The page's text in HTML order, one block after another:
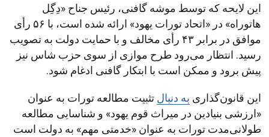
این لایحه که توسط موشه گافنی، رئیس جناح «دِگِل
ها‌توراه» در «اتحاد تورات یهود» ارائه شده است، با ۵۶ رأی
موافق در برابر ۴۳ رأی مخالف و با حمایت دولت به تصویب
رسید. انتظار می‌رود طرح موازی از سوی حزب شاس نیز
پیش برود و ممکن است با ابتکار گافنی ادغام شود.
این قانون‌گذاری به دنبال تثبیت مطالعه تورات به عنوان
«ارزشی بنیادین در میراث قوم یهود» و شناسایی مطالعه
طولانی‌مدت تورات به عنوان «خدمتی مهم» به دولت است